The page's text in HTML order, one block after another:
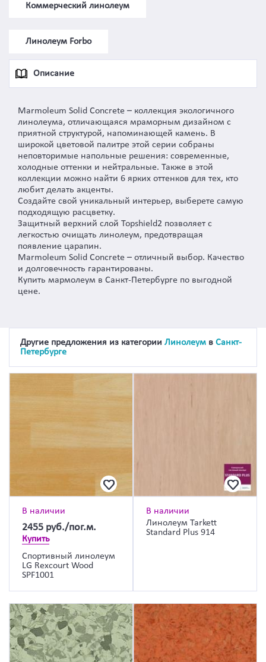
Коммерческий линолеум
Линолеум Forbo
Описание
Marmoleum Solid Concrete – коллекция экологичного
линолеума, отличающаяся мраморным дизайном с
приятной структурой, напоминающей камень. В
широкой цветовой палитре этой серии собраны
неповторимые напольные решения: современные,
холодные оттенки и нейтральные. Также в этой
коллекции можно найти 6 ярких оттенков для тех, кто
любит делать акценты.
Создайте свой уникальный интерьер, выберете самую
подходящую расцветку.
Защитный верхний слой Topshield2 позволяет с
легкостью очищать линолеум, предотвращая
появление царапин.
Marmoleum Solid Concrete – отличный выбор. Качество
и долговечность гарантированы.
Купить мармолеум в Санкт-Петербурге по выгодной
цене.
Другие предложения из категории Линолеум в Санкт-
Петербурге
В наличии
2455 руб./пог.м.
Купить
Спортивный линолеум
LG Rexcourt Wood
SPF1001
В наличии
Линолеум Tarkett
Standard Plus 914